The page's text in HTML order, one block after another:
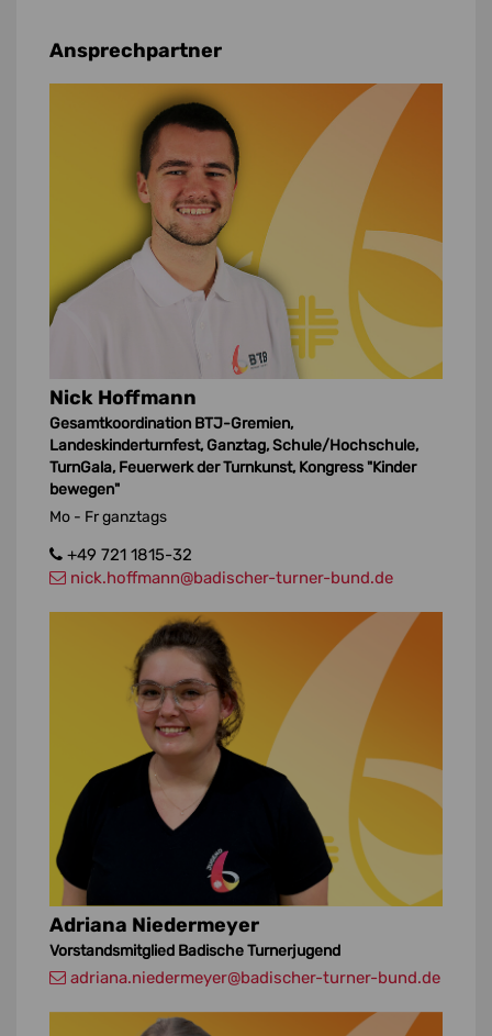
Ansprechpartner
Nick Hoffmann
Gesamtkoordination BTJ-Gremien,
Landeskinderturnfest, Ganztag, Schule/Hochschule,
TurnGala, Feuerwerk der Turnkunst, Kongress "Kinder
bewegen"
Mo - Fr ganztags
+49 721 1815-32
nick.hoffmann@badischer-turner-bund.de
Adriana Niedermeyer
Vorstandsmitglied Badische Turnerjugend
adriana.niedermeyer@badischer-turner-bund.de